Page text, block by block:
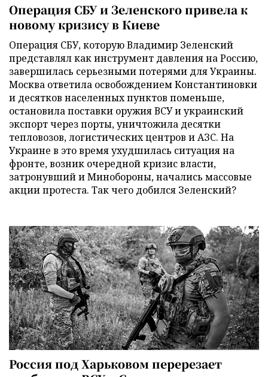
Операция СБУ и Зеленского привела к
новому кризису в Киеве
Операция СБУ, которую Владимир Зеленский
представлял как инструмент давления на Россию,
завершилась серьезными потерями для Украины.
Москва ответила освобождением Константиновки
и десятков населенных пунктов поменьше,
остановила поставки оружия ВСУ и украинский
экспорт через порты, уничтожила десятки
тепловозов, логистических центров и АЗС. На
Украине в это время ухудшилась ситуация на
фронте, возник очередной кризис власти,
затронувший и Минобороны, начались массовые
акции протеста. Так чего добился Зеленский?
Россия под Харьковом перерезает